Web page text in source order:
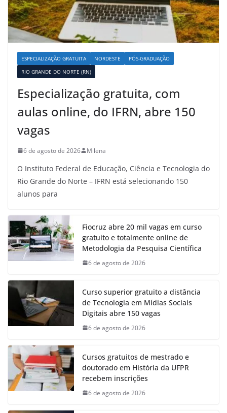
ESPECIALIZAÇÃO GRATUITA NORDESTE
PÓS-GRADUAÇÃO
RIO GRANDE DO NORTE (RN)
Especialização gratuita, com
aulas online, do IFRN, abre 150
vagas
6 de agosto de 2026 Milena
O Instituto Federal de Educação, Ciência e Tecnologia do
Rio Grande do Norte – IFRN está selecionando 150
alunos para
Fiocruz abre 20 mil vagas em curso
gratuito e totalmente online de
Metodologia da Pesquisa Científica
6 de agosto de 2026
Curso superior gratuito a distância
de Tecnologia em Mídias Sociais
Digitais abre 150 vagas
6 de agosto de 2026
Cursos gratuitos de mestrado e
doutorado em História da UFPR
recebem inscrições
6 de agosto de 2026